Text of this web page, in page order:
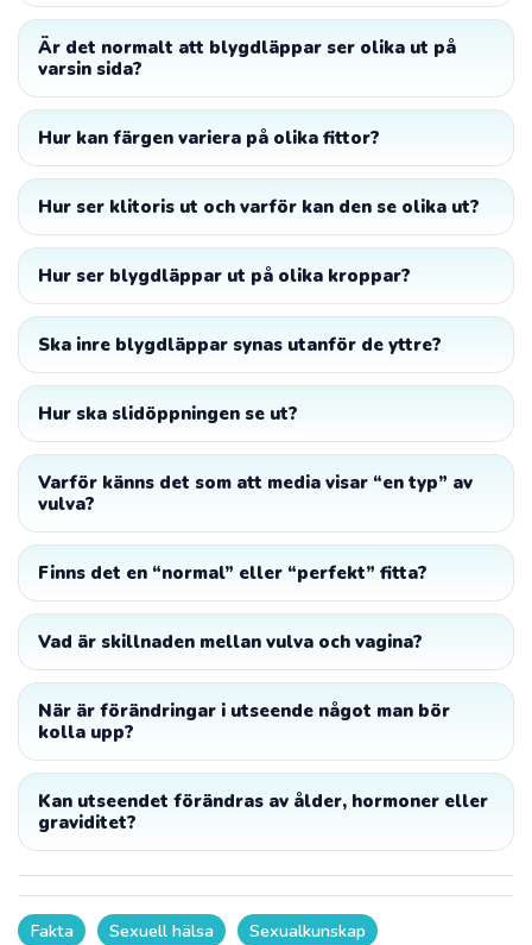
Är det normalt att blygdläppar ser olika ut på
varsin sida?
Hur kan färgen variera på olika fittor?
Hur ser klitoris ut och varför kan den se olika ut?
Hur ser blygdläppar ut på olika kroppar?
Ska inre blygdläppar synas utanför de yttre?
Hur ska slidöppningen se ut?
Varför känns det som att media visar “en typ” av
vulva?
Finns det en “normal” eller “perfekt” fitta?
Vad är skillnaden mellan vulva och vagina?
När är förändringar i utseende något man bör
kolla upp?
Kan utseendet förändras av ålder, hormoner eller
graviditet?
Fakta Sexuell hälsa Sexualkunskap